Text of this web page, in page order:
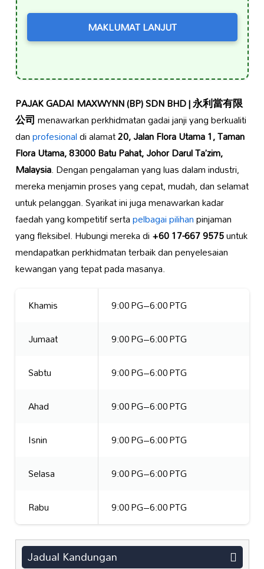
MAKLUMAT LANJUT
PAJAK GADAI MAXWYNN (BP) SDN BHD | 永利當有限
公司menawarkan perkhidmatan gadai janji yang berkualiti
danprofesionaldi alamat20, Jalan Flora Utama 1, Taman
Flora Utama, 83000 Batu Pahat, Johor Darul Ta’zim,
Malaysia. Dengan pengalaman yang luas dalam industri,
mereka menjamin proses yang cepat, mudah, dan selamat
untuk pelanggan. Syarikat ini juga menawarkan kadar
faedah yang kompetitif sertapelbagai pilihanpinjaman
yang fleksibel. Hubungi mereka di+60 17-667 9575untuk
mendapatkan perkhidmatan terbaik dan penyelesaian
kewangan yang tepat pada masanya.
Khamis
9:00 PG–6:00 PTG
Jumaat
9:00 PG–6:00 PTG
Sabtu
9:00 PG–6:00 PTG
Ahad
9:00 PG–6:00 PTG
Isnin
9:00 PG–6:00 PTG
Selasa
9:00 PG–6:00 PTG
Rabu
9:00 PG–6:00 PTG
Jadual Kandungan